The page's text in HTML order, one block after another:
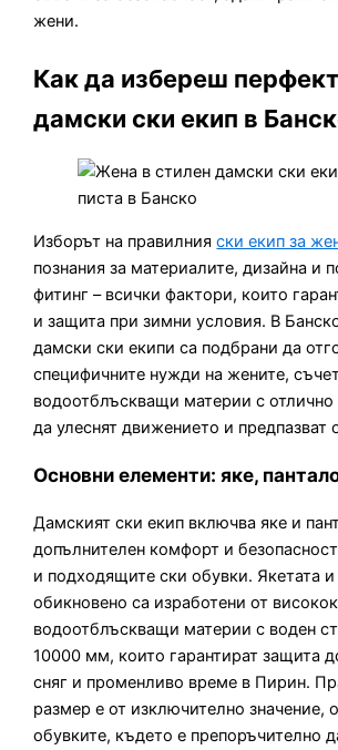
жени.
Как да избереш
дамски ски екип в
Изборът на правилнияски екип за
познания за материалите, дизайна и
фитинг – всички фактори, които
и защита при зимни условия. В
дамски ски екипи са подбрани да
специфичните нужди на жените,
водоотблъскващи материи с отлично
да улеснят движението и предпазват
Основни елементи: яке,
Дамският ски екип включва яке и
допълнителен комфорт и
и подходящите ски обувки. Якетата и
обикновено са изработени от
водоотблъскващи материи с воден
10000 мм, които гарантират защита
сняг и променливо време в Пирин.
размер е от изключително значение,
обувките, където е препоръчително